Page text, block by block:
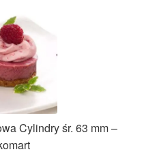
Cylindry śr. 63 mm –